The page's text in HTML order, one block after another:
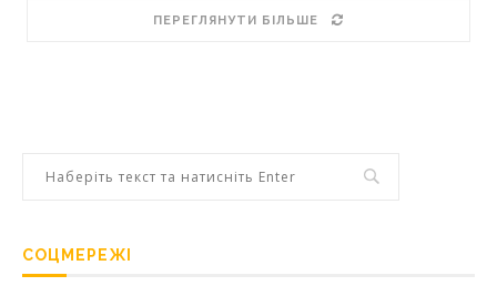
ПЕРЕГЛЯНУТИ БІЛЬШЕ
СОЦМЕРЕЖІ